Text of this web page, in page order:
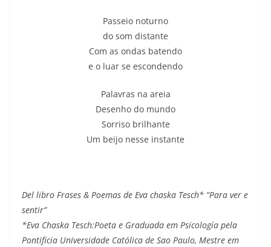
Passeio noturno
do som distante
Com as ondas batendo
e o luar se escondendo
Palavras na areia
Desenho do mundo
Sorriso brilhante
Um beijo nesse instante
Del libro Frases & Poemas de Eva chaska Tesch* “Para ver e
sentir”
*Eva Chaska Tesch:Poeta e Graduada em Psicología pela
Pontificia Universidade Católica de Sao Paulo, Mestre em